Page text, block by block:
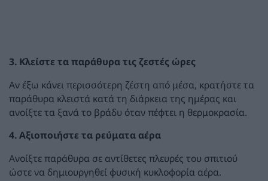
3. Κλείστε τα παράθυρα τις ζεστές ώρες
Αν έξω κάνει περισσότερη ζέστη από μέσα, κρατήστε τα
παράθυρα κλειστά κατά τη διάρκεια της ημέρας και
ανοίξτε τα ξανά το βράδυ όταν πέφτει η θερμοκρασία.
4. Αξιοποιήστε τα ρεύματα αέρα
Ανοίξτε παράθυρα σε αντίθετες πλευρές του σπιτιού
ώστε να δημιουργηθεί φυσική κυκλοφορία αέρα.